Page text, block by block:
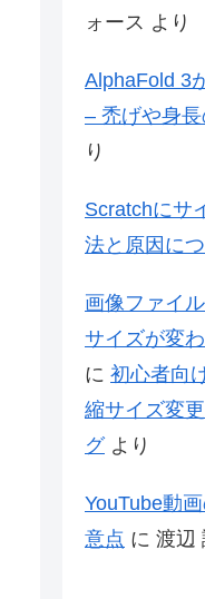
ォース より
AlphaFold 3
– 禿げや身
り
Scratchにサ
法と原因に
画像ファイ
サイズが変
に 初心者向
縮サイズ変
グより
YouTube動
意点 に 渡辺